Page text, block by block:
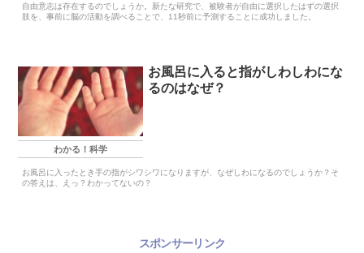
自由意志は存在するのでしょうか。新たな研究で、被験者が自由に選択したはずの選択
肢を、事前に脳の活動を調べることで、11秒前に予測することに成功しました。
わかる！科学
お風呂に入ると指がしわしわにな
るのはなぜ？
お風呂に入ったとき手の指がシワシワになりますが、なぜしわになるのでしょうか？そ
の答えは、えっ？わかってないの？
スポンサーリンク